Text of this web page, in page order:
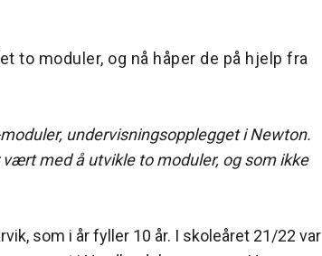
to moduler, og nå håper de på hjelp fra
undervisningsopplegget i Newton.
med å utvikle to moduler, og som ikke
som i år fyller 10 år. I skoleåret 21/22 var